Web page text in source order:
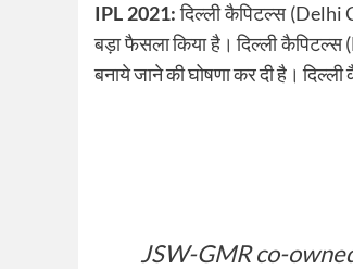
IPL 2021:दिल्ली कैपिटल्स
बड़ा फैसला किया है। दिल्ली कैपिटल्स
बनाये जाने की घोषणा कर दी है।
JSW-GMR co-